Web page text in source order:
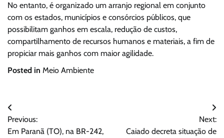
No entanto, é organizado um arranjo regional em conjunto
com os estados, municípios e consórcios públicos, que
possibilitam ganhos em escala, redução de custos,
compartilhamento de recursos humanos e materiais, a fim de
propiciar mais ganhos com maior agilidade.
Posted in Meio Ambiente
Navegação
de
Previous:
Em Paranã (TO), na BR-242,
Next:
Caiado decreta situação de